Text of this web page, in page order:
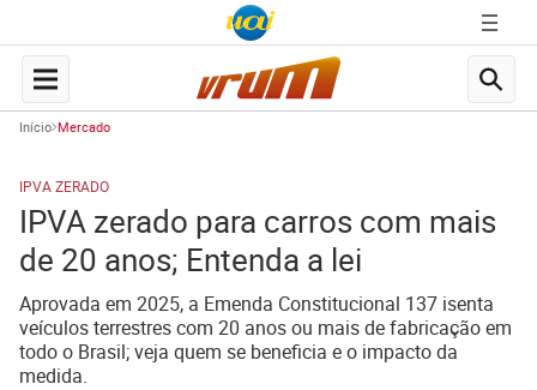
Início Mercado
IPVA ZERADO
IPVA zerado para carros com mais
de 20 anos; Entenda a lei
Aprovada em 2025, a Emenda Constitucional 137 isenta
veículos terrestres com 20 anos ou mais de fabricação em
todo o Brasil; veja quem se beneficia e o impacto da
medida.